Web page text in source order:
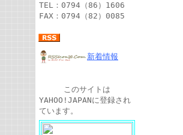
TEL：0794（86）1606
FAX：0794（82）0085
新着情報
このサイトは
YAHOO!JAPANに登録され
ています。